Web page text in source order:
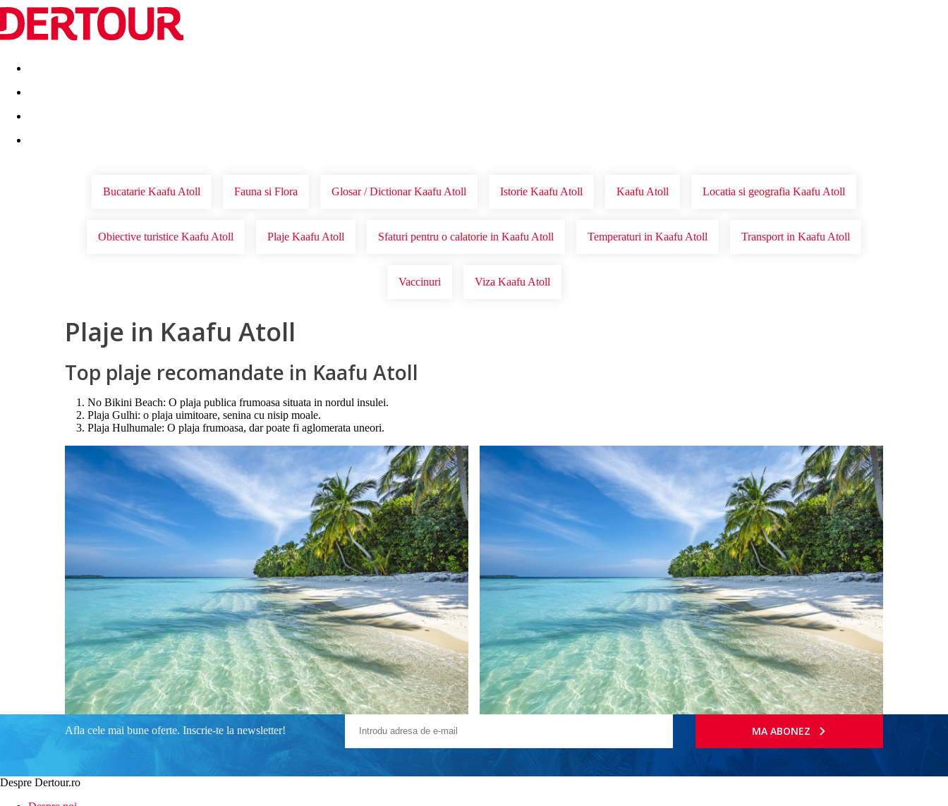
Destinatii Vacanta perfecta OFERTE DE NERATAT
Bucatarie Kaafu Atoll Fauna si Flora Glosar / Dictionar Kaafu Atoll Istorie Kaafu Atoll Kaafu Atoll Locatia si geografia Kaafu Atoll
Obiective turistice Kaafu Atoll Plaje Kaafu Atoll Sfaturi pentru o calatorie in Kaafu Atoll Temperaturi in Kaafu Atoll Transport in Kaafu Atoll
Vaccinuri Viza Kaafu Atoll
Plaje in Kaafu Atoll
Top plaje recomandate in Kaafu Atoll
No Bikini Beach: O plaja publica frumoasa situata in nordul insulei.
Plaja Gulhi: o plaja uimitoare, senina cu nisip moale.
Plaja Hulhumale: O plaja frumoasa, dar poate fi aglomerata uneori.
Afla cele mai bune oferte. Inscrie-te la newsletter! MA ABONEZ
Despre Dertour.ro